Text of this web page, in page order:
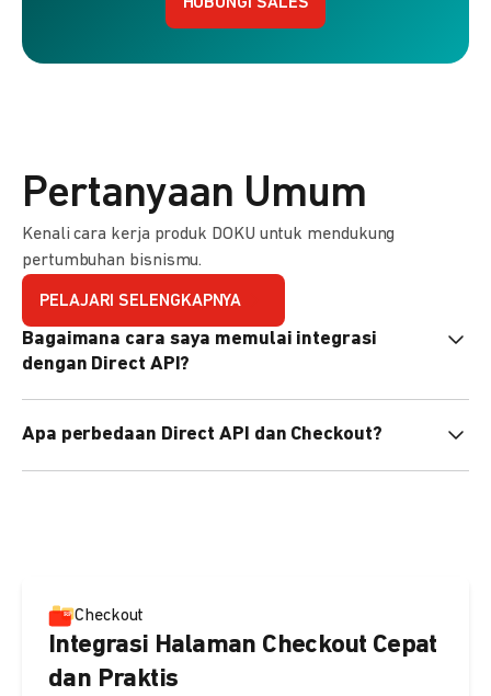
HUBUNGI SALES
Pertanyaan Umum
Kenali cara kerja produk DOKU untuk mendukung
pertumbuhan bisnismu.
PELAJARI SELENGKAPNYA
Bagaimana cara saya memulai integrasi
dengan Direct API?
pemrograman untuk membantu integrasi Anda. Pelajari
Apa perbedaan Direct API dan Checkout?
Checkout
Integrasi Halaman Checkout Cepat
dan Praktis